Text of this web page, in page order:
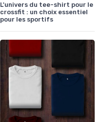
L'univers du tee-shirt pour le
crossfit : un choix essentiel
pour les sportifs